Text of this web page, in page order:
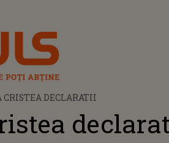
CRISTEA DECLARATII